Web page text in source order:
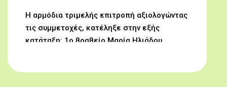
Η αρμόδια τριμελής επιτροπή αξιολογώντας
τις συμμετοχές, κατέληξε στην εξής
κατάταξη: 1ο βραβείο Μαρία Ηλιάδου,